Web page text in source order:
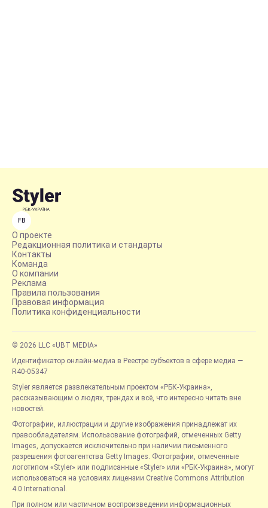
FB
О проекте
Редакционная политика и стандарты
Контакты
Команда
О компании
Реклама
Правила пользования
Правовая информация
Политика конфиденциальности
© 2026 LLC «UBT MEDIA»
Идентификатор онлайн-медиа в Реестре субъектов в сфере медиа —
R40-05347
Styler является развлекательным проектом «РБК-Украина»,
рассказывающим о людях, трендах и всё, что интересно читать вне
новостей.
Фотографии, иллюстрации и другие изображения принадлежат их
правообладателям. Использование фотографий, отмеченных Getty
Images, допускается исключительно при наличии письменного
разрешения фотоагентства Getty Images. Фотографии, отмеченные
логотипом «Styler» или подписанные «Styler» или «РБК-Украина», могут
использоваться на условиях лицензии Creative Commons Attribution
4.0 International.
При полном или частичном воспроизведении информационных